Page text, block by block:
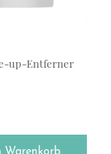
up-Entferner